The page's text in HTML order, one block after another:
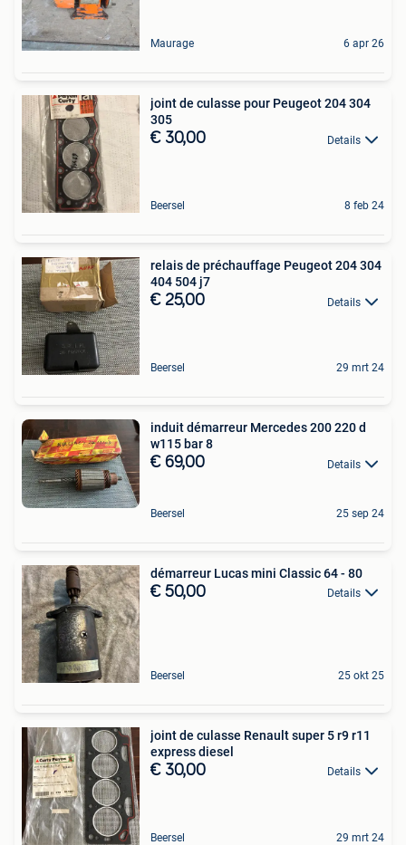
Maurage 6 apr 26
joint de culasse pour Peugeot 204 304
305
€ 30,00 Details
Beersel 8 feb 24
relais de préchauffage Peugeot 204 304
404 504 j7
€ 25,00 Details
Beersel 29 mrt 24
induit démarreur Mercedes 200 220 d
w115 bar 8
€ 69,00 Details
Beersel 25 sep 24
démarreur Lucas mini Classic 64 - 80
€ 50,00 Details
Beersel 25 okt 25
joint de culasse Renault super 5 r9 r11
express diesel
€ 30,00 Details
Beersel 29 mrt 24